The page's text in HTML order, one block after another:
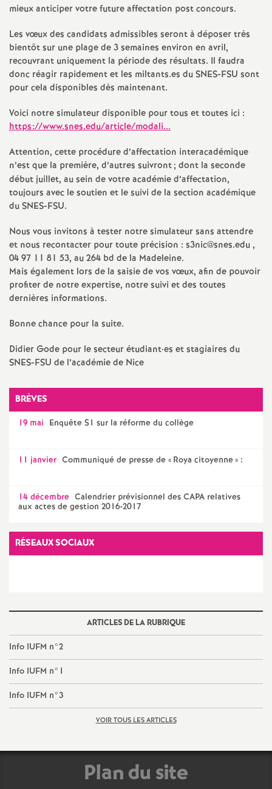
s
E
n
s
i
g
n
e
m
n
t
s
S
e
n
d
d
g
mieux anticiper votre future affectation post concours.
Les vœux des candidats admissibles seront à déposer très
bientôt sur une plage de 3 semaines environ en avril,
recouvrant uniquement la période des résultats. Il faudra
donc réagir rapidement et les miltants.es du SNES-FSU sont
pour cela disponibles dès maintenant.
Voici notre simulateur disponible pour tous et toutes ici :
https://www.snes.edu/article/modali...
Attention, cette procédure d’affectation interacadémique
n’est que la première, d’autres suivront; dont la seconde
début juillet, au sein de votre académie d’affectation,
toujours avec le soutien et le suivi de la section académique
du SNES-FSU.
Nous vous invitons à tester notre simulateur sans attendre
et nous recontacter pour toute précision : s3nic@snes.edu ,
04 97 11 81 53, au 264 bd de la Madeleine.
Mais également lors de la saisie de vos vœux, afin de pouvoir
profiter de notre expertise, notre suivi et des toutes
dernières informations.
Bonne chance pour la suite.
Didier Gode pour le secteur étudiant·es et stagiaires du
SNES-FSU de l’académie de Nice
BRÈVES
19 mai Enquête S1 sur la réforme du collège
11 janvier Communiqué de presse de « Roya citoyenne» :
14 décembre Calendrier prévisionnel des CAPA relatives
aux actes de gestion 2016-2017
RÉSEAUX SOCIAUX
ARTICLES DE LA RUBRIQUE
Info IUFM n°2
Info IUFM n°1
Info IUFM n°3
VOIR TOUS LES ARTICLES
Plan du site